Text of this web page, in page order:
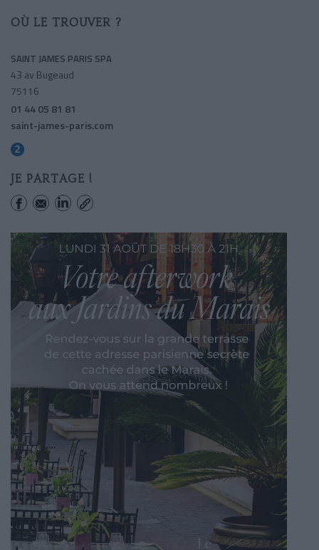
OÙ LE TROUVER ?
SAINT JAMES PARIS SPA
43 av Bugeaud
75116
01 44 05 81 81
saint-james-paris.com
JE PARTAGE !